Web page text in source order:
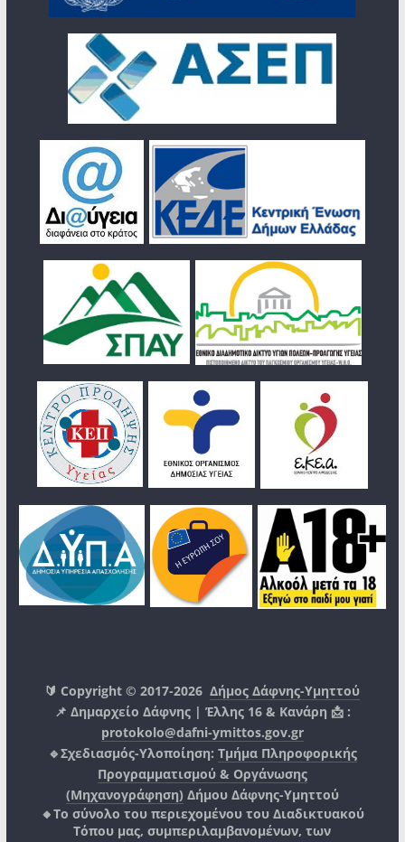
🔰 Copyright © 2017-2026Δήμος Δάφνης-Υμηττού
📌 Δημαρχείο Δάφνης | Έλλης 16 & Κανάρη 📩 :
protokolo@dafni-ymittos.gov.gr
🔹Σχεδιασμός-Υλοποίηση: Τμήμα Πληροφορικής
Προγραμματισμού & Οργάνωσης
(Μηχανογράφηση) Δήμου Δάφνης-Υμηττού
🔸Το σύνολο του περιεχομένου του Διαδικτυακού
Τόπου μας, συμπεριλαμβανομένων, των